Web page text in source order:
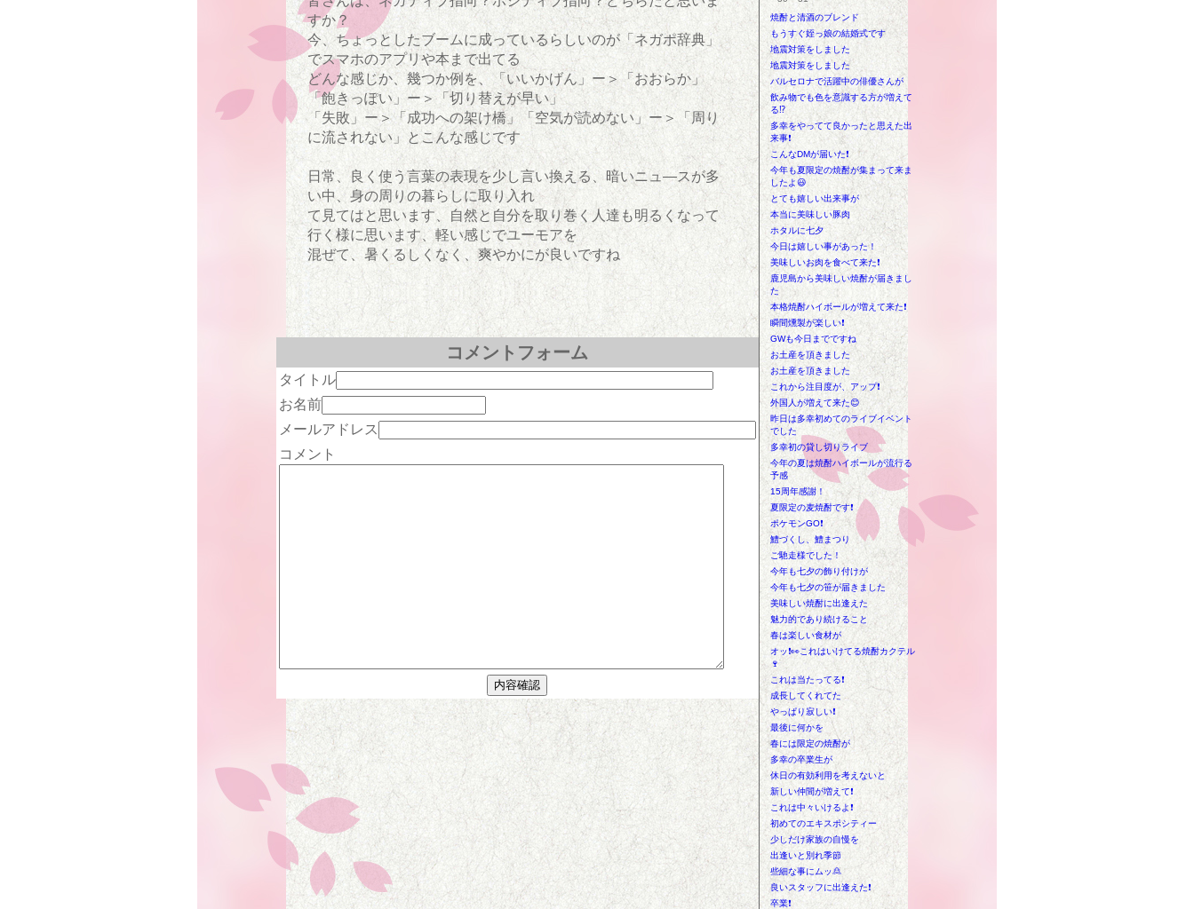
すか？
今、ちょっとしたブームに成っているらしいのが「ネガポ辞典」
でスマホのアプリや本まで出てる
どんな感じか、幾つか例を、「いいかげん」ー＞「おおらか」
「飽きっぽい」ー＞「切り替えが早い」
「失敗」ー＞「成功への架け橋」「空気が読めない」ー＞「周り
に流されない」とこんな感じです
日常、良く使う言葉の表現を少し言い換える、暗いニュ—スが多
い中、身の周りの暮らしに取り入れ
て見てはと思います、自然と自分を取り巻く人達も明るくなって
行く様に思います、軽い感じでユーモアを
混ぜて、暑くるしくなく、爽やかにが良いですね
コメントフォーム
タイトル
お名前
メールアドレス
コメント
焼酎と清酒のブレンド
もうすぐ姪っ娘の結婚式です
地震対策をしました
地震対策をしました
バルセロナで活躍中の俳優さんが
飲み物でも色を意識する方が増えて
る⁉
多幸をやってて良かったと思えた出
来事❗
こんなDMが届いた❗
今年も夏限定の焼酎が集まって来ま
したよ😃
とても嬉しい出来事が
本当に美味しい豚肉
ホタルに七夕
今日は嬉しい事があった！
美味しいお肉を食べて来た❗
鹿児島から美味しい焼酎が届きまし
た
本格焼酎ハイボールが増えて来た❗
瞬間燻製が楽しい❗
GWも今日までですね
お土産を頂きました
お土産を頂きました
これから注目度が、アップ❗
外国人が増えて来た😊
昨日は多幸初めてのライブイベント
でした
多幸初の貸し切りライブ
今年の夏は焼酎ハイボールが流行る
予感
15周年感謝！
夏限定の麦焼酎です❗
ポケモンGO❗
鱧づくし、鱧まつり
ご馳走様でした！
今年も七夕の飾り付けが
今年も七夕の笹が届きました
美味しい焼酎に出逢えた
魅力的であり続けること
春は楽しい食材が
オッ❗👀これはいけてる焼酎カクテル
🍷
これは当たってる❗
成長してくれてた
やっぱり寂しい❗
最後に何かを
春には限定の焼酎が
多幸の卒業生が
休日の有効利用を考えないと
新しい仲間が増えて❗
これは中々いけるよ❗
初めてのエキスポシティー
少しだけ家族の自慢を
出逢いと別れ季節
些細な事にムッ🙎
良いスタッフに出逢えた❗
卒業❗